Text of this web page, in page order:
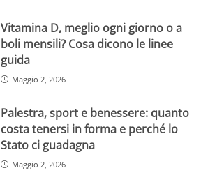
Vitamina D, meglio ogni giorno o a
boli mensili? Cosa dicono le linee
guida
Maggio 2, 2026
Palestra, sport e benessere: quanto
costa tenersi in forma e perché lo
Stato ci guadagna
Maggio 2, 2026